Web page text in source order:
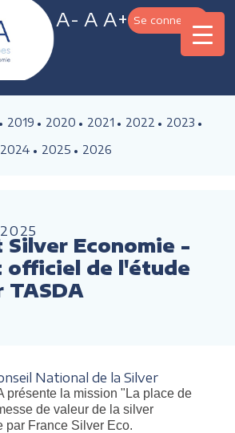
A- A A+ Se connecter
2019 2020 2021 2022
2023
2024
2025 2026
2025
Silver Economie -
officiel de l'étude
TASDA
National de la Silver
présente la mission "La place de
de valeur de la silver
par France Silver Eco.